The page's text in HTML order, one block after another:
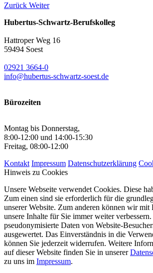
Zurück Weiter
Hubertus-Schwartz-Berufskolleg
Hattroper Weg 16
59494 Soest
02921 3664-0
info@hubertus-schwartz-soest.de
Bürozeiten
Montag bis Donnerstag,
8:00-12:00 und 14:00-15:30
Freitag, 08:00-12:00
Kontakt Impressum Datenschutzerklärung
Hinweis zu Cookies
Unsere Webseite verwendet Cookies. Diese
Zum einen sind sie erforderlich für die
unserer Website. Zum anderen können wir
unsere Inhalte für Sie immer weiter
pseudonymisierte Daten von Website-
ausgewertet. Das Einverständnis in die
können Sie jederzeit widerrufen. Weitere
auf dieser Website finden Sie in unserer
zu uns im Impressum.